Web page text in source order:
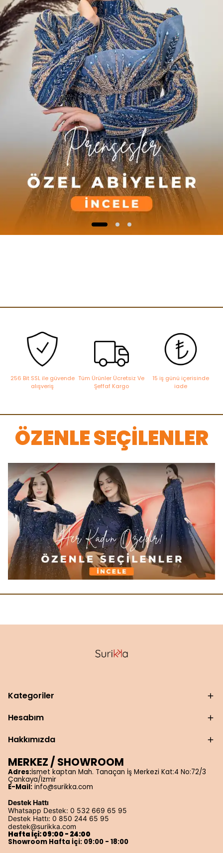
256 Bit SSL ile güvende
alışveriş
Tüm Ürünler Ücretsiz Ve
Şeffaf Kargo
15 iş günü içerisinde
iade
ÖZENLE SEÇİLENLER
Kategoriler
Hesabım
Hakkımızda
MERKEZ / SHOWROOM
Adres:İsmet kaptan Mah. Tanaçan İş Merkezi Kat:4 No:72/3
Çankaya/İzmir
E-Mail: info@surikka.com
Destek Hattı
Whatsapp Destek: 0 532 669 65 95
Destek Hattı: 0 850 244 65 95
destek@surikka.com
Hafta İçi: 09:00 - 24:00
Showroom Hafta İçi: 09:00 - 18:00